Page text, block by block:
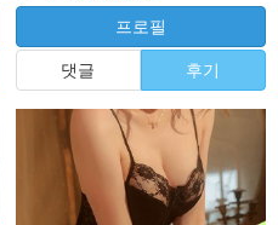
프로필
댓글 후기